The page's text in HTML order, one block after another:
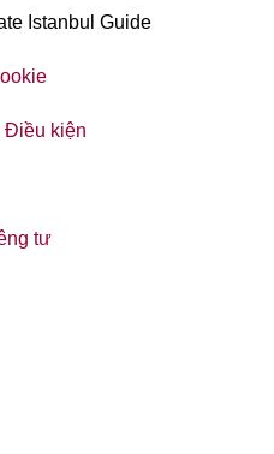
Istanbul Guide
Điều kiện
tư